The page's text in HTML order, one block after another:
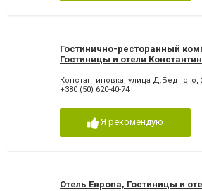
Гостинично-ресторанный
Гостиницы и отели
Константиновка, улица Д.Бедного,
+380 (50) 620-40-74
Я рекомендую
Отель Европа, Гостиницы и